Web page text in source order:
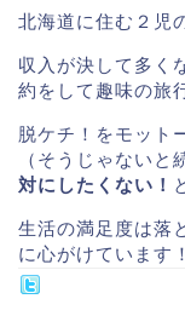
北海道に住む２児
収入が決して多く
約をして趣味の旅
脱ケチ！をモット
（そうじゃないと
対にしたくない！
生活の満足度は落
に心がけています！